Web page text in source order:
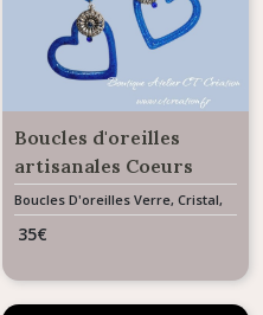
Boucles d'oreilles
artisanales Coeurs
résine AMORE
Boucles D'oreilles Verre, Cristal,
Résine & Céramique
35€